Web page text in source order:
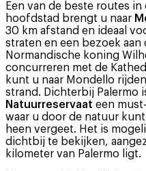
Een van de beste routes
hoofdstad brengt u naar
30 km afstand en ideaal
straten en een bezoek
Normandische koning
concurreren met de
kunt u naar Mondello
strand. Dichterbij Palermo
Natuurreservaat een
waar u door de natuur
heen vergeet. Het is
dichtbij te bekijken,
kilometer van Palermo ligt.